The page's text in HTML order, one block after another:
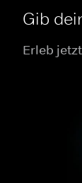
Gib
Erleb